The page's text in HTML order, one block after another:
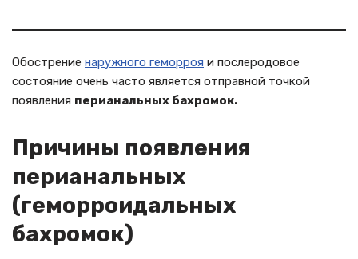
Обострение наружного геморроя и послеродовое
состояние очень часто является отправной точкой
появления перианальных бахромок.
Причины появления
перианальных
(геморроидальных
бахромок)